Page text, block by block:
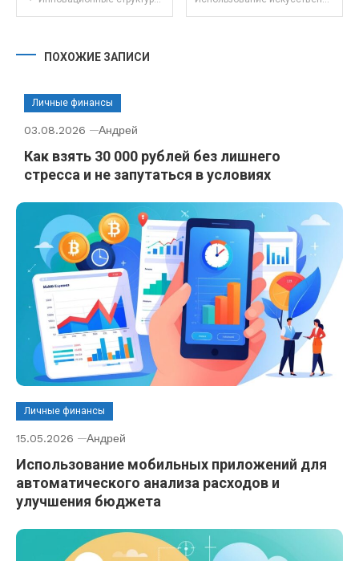
ПОХОЖИЕ ЗАПИСИ
Личные финансы
03.08.2026 Андрей
Как взять 30 000 рублей без лишнего
стресса и не запутаться в условиях
Личные финансы
15.05.2026 Андрей
Использование мобильных приложений для
автоматического анализа расходов и
улучшения бюджета